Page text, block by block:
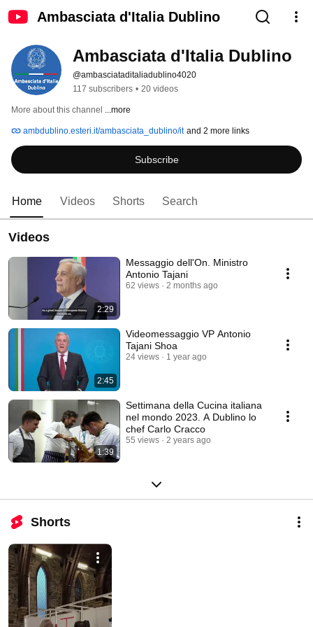
Ambasciata d'Italia Dublino
Ambasciata d'Italia Dublino
@ambasciataditaliadublino4020
117 subscribers • 20 videos
More about this channel ...more
ambdublino.esteri.it/ambasciata_dublino/it and 2 more links
Subscribe
Home Videos Shorts Search
Videos
2:29
Messaggio dell'On. Ministro
Antonio Tajani
62 views 2 months ago
2:45
Videomessaggio VP Antonio
Tajani Shoa
24 views 1 year ago
1:39
Settimana della Cucina italiana
nel mondo 2023. A Dublino lo
chef Carlo Cracco
55 views 2 years ago
Shorts